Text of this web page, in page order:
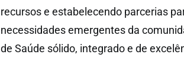
recursos e estabelecendo parcerias
necessidades emergentes da
de Saúde sólido, integrado e de